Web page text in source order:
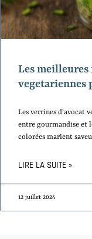
Les meilleures
vegetariennes
Les verrines d'avocat
entre gourmandise et
colorées marient
LIRE LA SUITE »
12 juillet 2024